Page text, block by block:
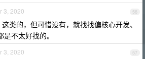
56
3, 2020
类的，但可惜没有，就找找偏核心开发、
不太好找的。
57
3, 2020